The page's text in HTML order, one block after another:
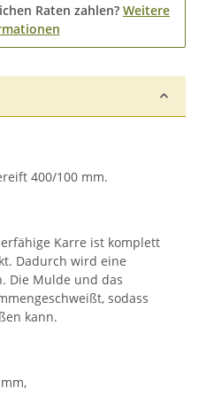
Raten zahlen? Weitere
400/100 mm.
Karre ist komplett
Dadurch wird eine
Die Mulde und das
sodass
kann.